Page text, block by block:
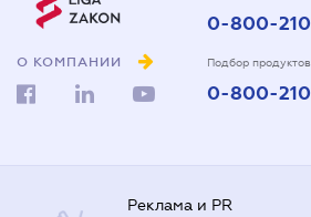
О КОМПАНИИ
0-800-
Подбор
0-800-
Реклама и PR